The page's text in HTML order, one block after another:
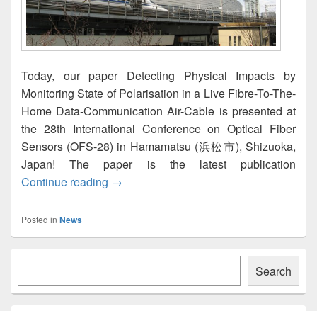
Today, our paper Detecting Physical Impacts by
Monitoring State of Polarisation in a Live Fibre-To-The-
Home Data-Communication Air-Cable is presented at
the 28th International Conference on Optical Fiber
Sensors (OFS-28) in Hamamatsu (浜松市), Shizuoka,
Japan! The paper is the latest publication
Continue reading Presentation of «Detecting Physical
→
Posted in News
Primary
Area
Search